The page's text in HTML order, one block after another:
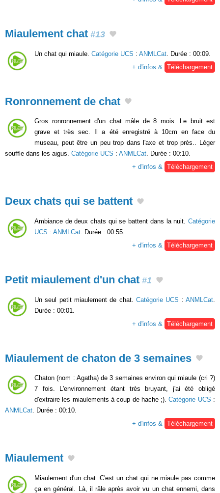
Miaulement chat #13
Un chat qui miaule. Catégorie UCS : ANMLCat . Durée : 00:09.
+ d'infos &
Téléchargement
Ronronnement de chat
Gros ronronnement d'un chat mâle de 8 mois. Le bruit est
grave et très sec. Il a été enregistré à 10cm en face du
museau, peut être un peu trop dans l'axe et trop près.. Léger
souffle dans les aigus. Catégorie UCS : ANMLCat. Durée : 00:10.
+ d'infos & Téléchargement
Deux chats qui se battent
Ambiance de deux chats qui se battent dans la nuit. Catégorie
UCS : ANMLCat . Durée : 00:55.
+ d'infos &
Téléchargement
Petit miaulement d'un chat #1
Un seul petit miaulement de chat. Catégorie UCS :ANMLCat
Durée : 00:01.
+ d'infos &
Téléchargement
Miaulement de chaton de 3 semaines
Chaton (nom : Agatha) de 3 semaines environ qui miaule (cri ?)
7 fois. L'environnement étant très bruyant, j'ai été obligé
d'extraire les miaulements à coup de hache ;).Catégorie UCS :
ANMLCat. Durée : 00:10.
+ d'infos & Téléchargement
Miaulement
Miaulement d'un chat. C'est un chat qui ne miaule pas comme
ça en général. Là, il râle après avoir vu un chat ennemi, dans